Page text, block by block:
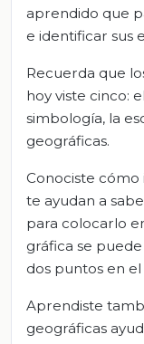
aprendido que
e identificar sus
Recuerda que
hoy viste cinco:
simbología, la
geográficas.
Conociste cómo
te ayudan a
para colocarlo
gráfica se
dos puntos en
Aprendiste
geográficas